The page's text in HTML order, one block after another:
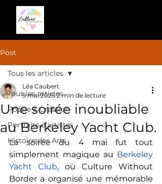
Post
Tous les articles
Poésie & Création
Portraits d’artistes
Histoire des Arts
Tous les articles
Une soirée inoubliable
au Berkeley Yacht Club.
Léa Caubert
9 mai 2025 2 min de lecture
La soirée du 4 mai fut tout
simplement magique au Berkeley
Yacht Club, où Culture Without
Border a organisé une mémorable